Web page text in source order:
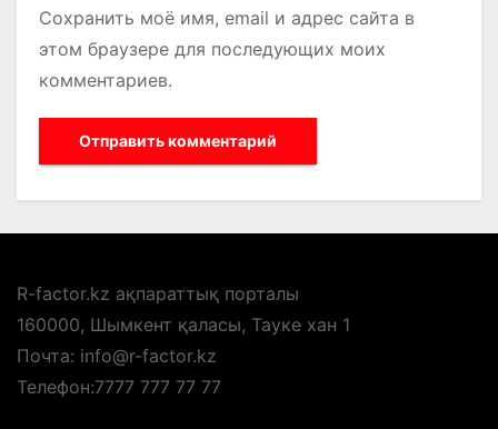
Сохранить моё имя, email и адрес сайта в
этом браузере для последующих моих
комментариев.
R-factor.kz ақпараттық порталы
160000, Шымкент қаласы, Тауке хан 1
Почта: info@r-factor.kz
Телефон:7777 777 77 77